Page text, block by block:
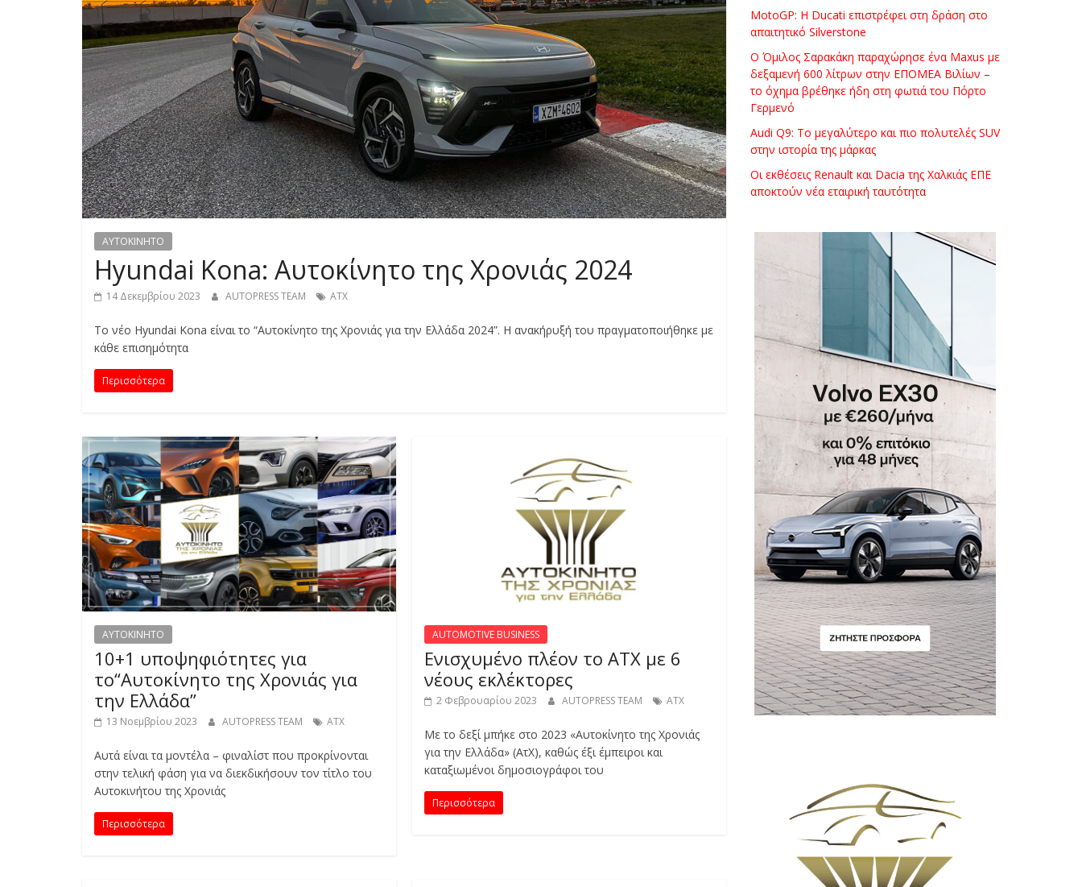
S
S
C
A
R
S
,
M
O
O
R
E
AYTOKINHTO
Hyundai Kona: Αυτοκίνητο της Χρονιάς 2024
14 Δεκεμβρίου 2023 AUTOPRESS TEAM ΑΤΧ
Το νέο Hyundai Kona είναι το “Αυτοκίνητο της Χρονιάς για την Ελλάδα 2024”. Η ανακήρυξή του πραγματοποιήθηκε με
κάθε επισημότητα
Περισσότερα
AYTOKINHTO
10+1 υποψηφιότητες για
το“Αυτοκίνητο της Χρονιάς για
την Ελλάδα”
13 Νοεμβρίου 2023 AUTOPRESS TEAM ΑΤΧ
Αυτά είναι τα μοντέλα – φιναλίστ που προκρίνονται
στην τελική φάση για να διεκδικήσουν τον τίτλο του
Αυτοκινήτου της Χρονιάς
Περισσότερα
AUTOMOTIVE BUSINESS
Ενισχυμένο πλέον το ΑΤΧ με 6
νέους εκλέκτορες
2 Φεβρουαρίου 2023 AUTOPRESS TEAM ΑΤΧ
Με το δεξί μπήκε στο 2023 «Αυτοκίνητο της Χρονιάς
για την Ελλάδα» (ΑτΧ), καθώς έξι έμπειροι και
καταξιωμένοι δημοσιογράφοι του
Περισσότερα
MotoGP: Η Ducati επιστρέφει στη δράση στο
απαιτητικό Silverstone
Ο Όμιλος Σαρακάκη παραχώρησε ένα Maxus με
δεξαμενή 600 λίτρων στην ΕΠΟΜΕΑ Βιλίων –
το όχημα βρέθηκε ήδη στη φωτιά του Πόρτο
Γερμενό
Audi Q9: Το μεγαλύτερο και πιο πολυτελές SUV
στην ιστορία της μάρκας
Οι εκθέσεις Renault και Dacia της Χαλκιάς ΕΠΕ
αποκτούν νέα εταιρική ταυτότητα